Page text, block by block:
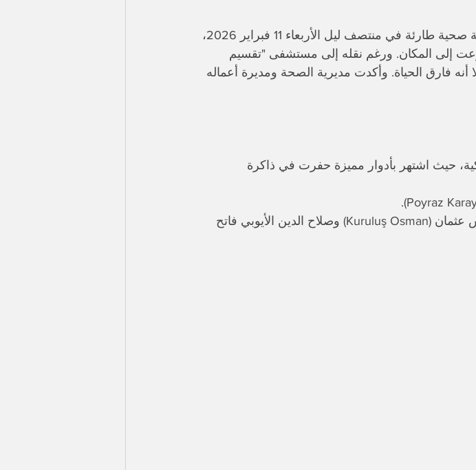
​تعرض الفنان Kanbolat Görkem Arslan لوعكة صحية طارئة في منتصف ليل الأربعاء 11 فبراير 2026،
إلى المكان. ورغم نقله إلى مستشفى "تقسيم
أنه فارق الحياة. وأكدت مديرية الصحة ومديرة أعماله
حيث اشتهر بأدوار مميزة حفرت في ذاكرة
​مشاركاته في مسلسلات تاريخية مثل المؤسس عثمان (Kuruluş Osman) وصلاح الدين الأيوبي فاتح